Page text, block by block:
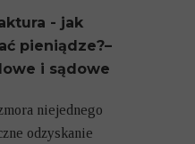
- jak
pieniądze?–
i sądowe
niejednego
odzyskanie